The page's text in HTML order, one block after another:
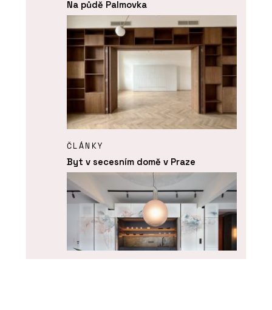
Na půdě Palmovka
ČLÁNKY
Byt v secesním domě v Praze